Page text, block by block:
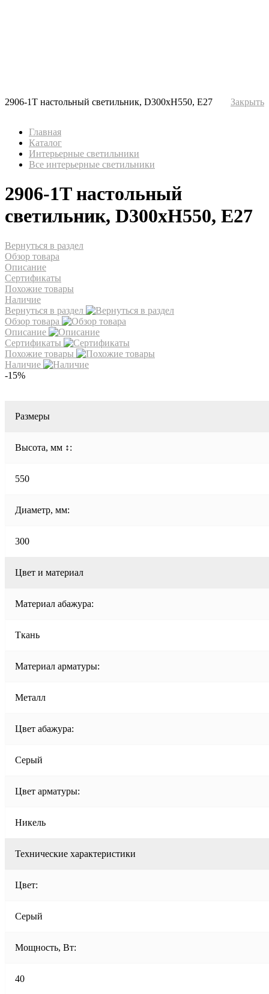
2906-1T настольный светильник, D300xH550, E27 Закрыть
Главная
Каталог
Интерьерные светильники
Все интерьерные светильники
2906-1T настольный
светильник, D300xH550, E27
Вернуться в раздел
Обзор товара
Описание
Сертификаты
Похожие товары
Наличие
Вернуться в раздел
Обзор товара
Описание
Сертификаты
Похожие товары
Наличие
-15%
Размеры
Высота, мм ↕:
550
Диаметр, мм:
300
Цвет и материал
Материал абажура:
Ткань
Материал арматуры:
Металл
Цвет абажура:
Серый
Цвет арматуры:
Никель
Технические характеристики
Цвет:
Серый
Мощность, Вт:
40